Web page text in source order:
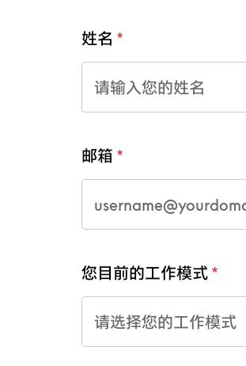
姓名
邮箱
您目前的工作模式
请选择您的工作模式